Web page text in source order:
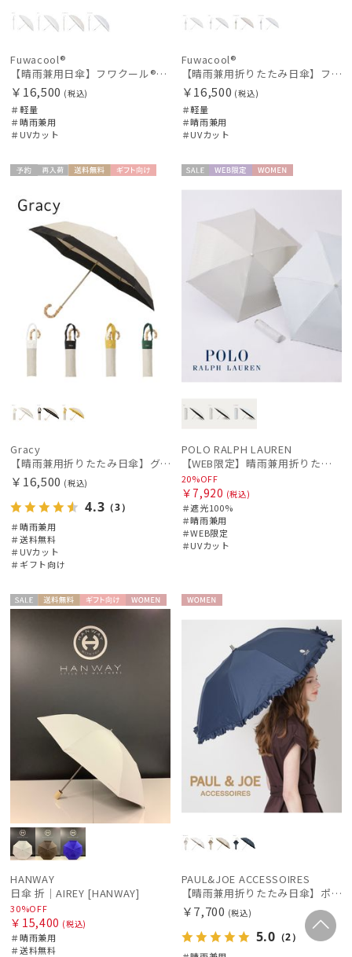
Fuwacool®
【晴雨兼用日傘】フワクール®ホワイト（Fuwacool® White）バイカラー 1級遮光 遮熱 UV99%以上
￥16,500 (税込)
＃軽量
＃晴雨兼用
＃UVカット
Fuwacool®
【晴雨兼用折りたたみ日傘】フワクール®ホワイト（Fuwacool® White）トーンonトーン 1級遮光 遮熱 UV99%以上
￥16,500 (税込)
＃軽量
＃晴雨兼用
＃UVカット
荷
WOME
N
Gracy
【晴雨兼用折りたたみ日傘】グレイシー (Gracy) Natural bicolor 遮光99% 遮熱 UV99％ 簡単開閉
￥16,500 (税込)
4.3 （3）
＃晴雨兼用
＃送料無料
＃UVカット
＃ギフト向け
POLO RALPH LAUREN
【WEB限定】晴雨兼用折りたたみ日傘 ポロ ラルフ ローレン（POLO RALPH LAUREN）ストライプ刺繍 遮光100 UV100
20%OFF
￥7,920 (税込)
＃遮光100%
＃晴雨兼用
＃WEB限定
＃UVカット
セー
ル
送料無 ギフト
向け
WOME
HANWAY
日傘 折｜AIREY [HANWAY]
30%OFF
￥15,400 (税込)
＃晴雨兼用
＃送料無料
PAUL&JOE ACCESSOIRES
【晴雨兼用折りたたみ日傘】ポール & ジョー (PAUL & JOE ACCESSOIRES) クリザンテームワンポイントフリル 一級遮光99.99% 遮熱 UV 晴雨兼用
￥7,700 (税込)
5.0 （2）